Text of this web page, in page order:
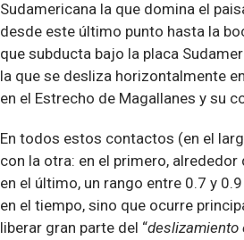
Sudamericana la que domina el
desde este último punto hasta la
que subducta bajo la placa
la que se desliza horizontalmente
en el Estrecho de Magallanes y su
En todos estos contactos (en el
con la otra: en el primero,
en el último, un rango entre 0.7 y
en el tiempo, sino que ocurre
liberar gran parte del “deslizamiento